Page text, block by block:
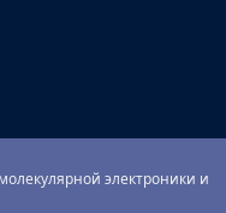
электроники и